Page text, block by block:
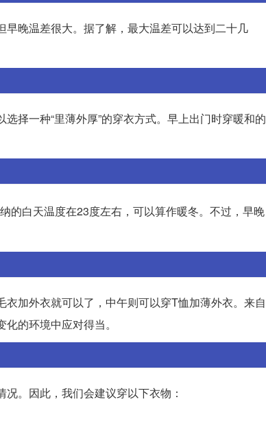
晚温差很大。据了解，最大温差可以达到二十几
择一种“里薄外厚”的穿衣方式。早上出门时穿暖和的
的白天温度在23度左右，可以算作暖冬。不过，早晚
加外衣就可以了，中午则可以穿T恤加薄外衣。来自
的环境中应对得当。
。因此，我们会建议穿以下衣物：